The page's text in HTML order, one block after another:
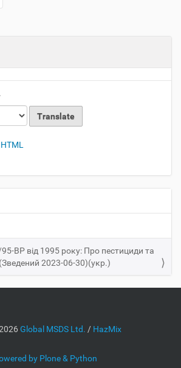
ВР від 1995 року: Про пестициди та
(Зведений 2023-06-30)(укр.)
Global MSDS Ltd. / HazMix
by Plone & Python